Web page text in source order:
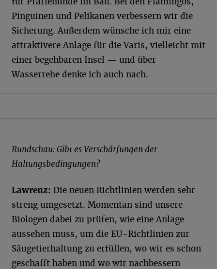
Pinguinen und Pelikanen verbessern wir die
Sicherung. Außerdem wünsche ich mir eine
attraktivere Anlage für die Varis, vielleicht mit
einer begehbaren Insel — und über
Wasserrehe denke ich auch nach.
Rundschau: Gibt es Verschärfungen der
Haltungsbedingungen?
Lawrenz: Die neuen Richtlinien werden sehr
streng umgesetzt. Momentan sind unsere
Biologen dabei zu prüfen, wie eine Anlage
aussehen muss, um die EU-Richtlinien zur
Säugetierhaltung zu erfüllen, wo wir es schon
geschafft haben und wo wir nachbessern